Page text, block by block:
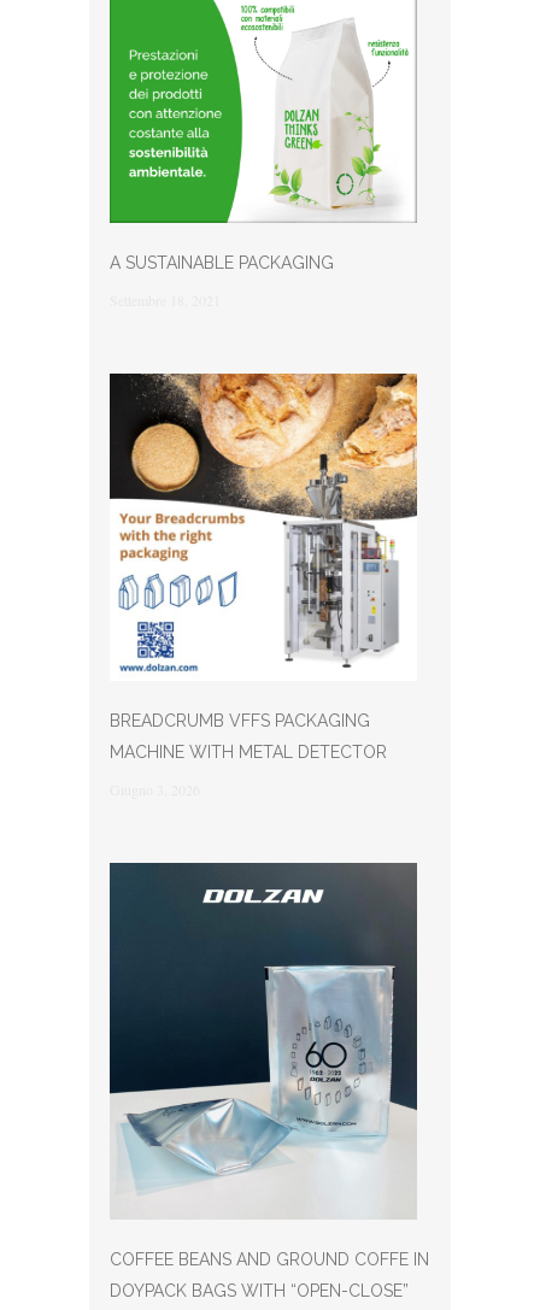
A SUSTAINABLE PACKAGING
BREADCRUMB VFFS PACKAGING
MACHINE WITH METAL DETECTOR
COFFEE BEANS AND GROUND COFFE IN
DOYPACK BAGS WITH “OPEN-CLOSE”